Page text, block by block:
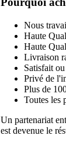
Nous
Haute
Haute
Livraison
Satisfait
Privé de
Plus de
Toutes les
Un partenariat
est devenue le